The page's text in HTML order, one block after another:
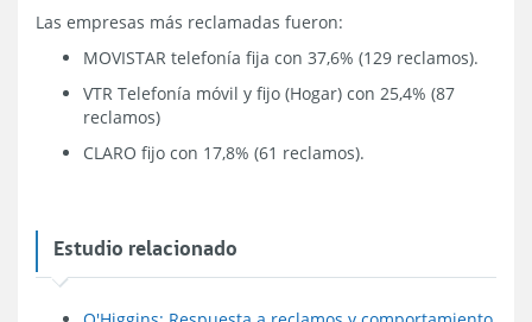
Las empresas más reclamadas fueron:
MOVISTAR telefonía fija con 37,6% (129 reclamos).
VTR Telefonía móvil y fijo (Hogar) con 25,4% (87
reclamos)
CLARO fijo con 17,8% (61 reclamos).
Estudio relacionado